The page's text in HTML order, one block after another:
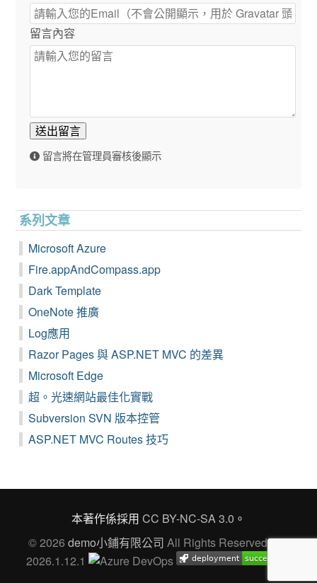
留言內容
送出留言
留言將在管理員審核後顯示
系列文章
Microsoft Azure
Fire.appAndCompass.app
Dark Template
OneNote 推廣
Log應用
Razor Pages 與 ASP.NET MVC 的差異
Microsoft Edge
超。光速網站最佳化實戰
Subversion SVN 版本控管
ASP.NET MVC Routes 技巧
本著作係採用 CC BY-NC-SA 3.0 。
© 2026 demo小鋪有限公司 All Rights Reserved Ver.
2026.1.12.1